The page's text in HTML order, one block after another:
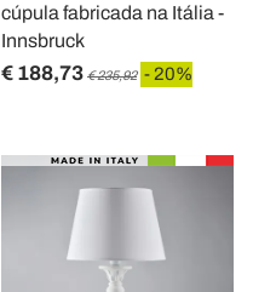
cúpula fabricada na Itália -
Innsbruck
€ 188,73 € 235,92 - 20%